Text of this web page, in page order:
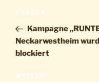
Beitragsnavigation
Vorheriger
Beitrag
ZURÜCK
Kampagne
Neckarwestheim
blockiert
Nächster
WEITER